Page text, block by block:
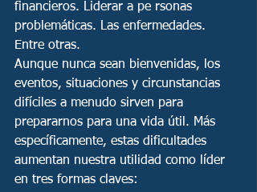
financieros. Liderar a pe rsonas
problemáticas. Las enfermedades.
Entre otras.
Aunque nunca sean bienvenidas, los
eventos, situaciones y circunstancias
difíciles a menudo sirven para
prepararnos para una vida útil. Más
específicamente, estas dificultades
aumentan nuestra utilidad como líder
en tres formas claves: